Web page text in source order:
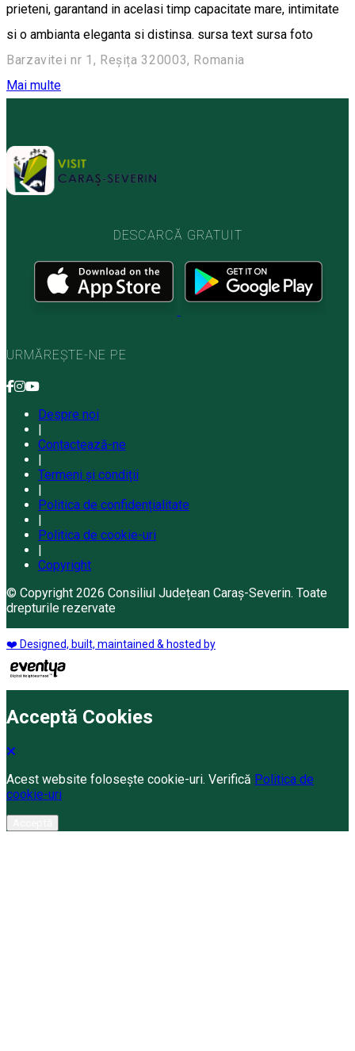
prieteni, garantand in acelasi timp capacitate mare, intimitate
si o ambianta eleganta si distinsa. sursa text sursa foto
Barzavitei nr 1, Reșița 320003, Romania
Mai multe
DESCARCĂ GRATUIT
URMĂREȘTE-NE PE
Despre noi
Contactează-ne
Termeni și condiții
Politica de confidențialitate
Politica de cookie-uri
Copyright
© Copyright 2026 Consiliul Județean Caraș-Severin. Toate
drepturile rezervate
❤️ Designed, built, maintained & hosted by
Acceptă Cookies
Acest website folosește cookie-uri. Verifică Politica de
cookie-uri